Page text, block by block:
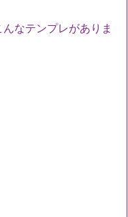
なテンプレがありま